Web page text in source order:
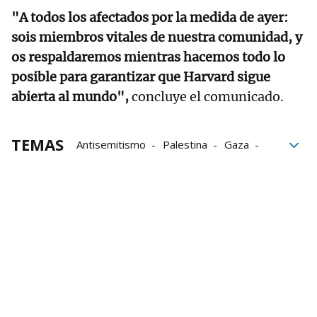
"A todos los afectados por la medida de ayer:
sois miembros vitales de nuestra comunidad, y
os respaldaremos mientras hacemos todo lo
posible para garantizar que Harvard sigue
abierta al mundo",concluye el comunicado.
TEMAS Antisemitismo Palestina
Gaza